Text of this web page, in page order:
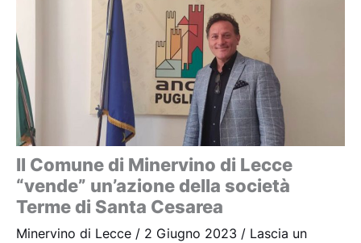
Il Comune di Minervino di Lecce
“vende” un’azione della società
Terme di Santa Cesarea
Minervino di Lecce / 2 Giugno 2023 / Lascia un